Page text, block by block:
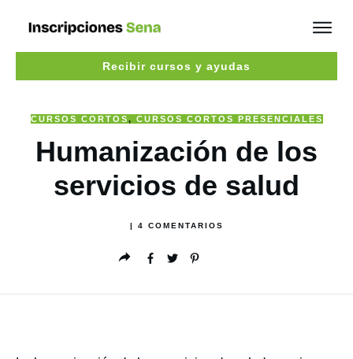
Recibir cursos y ayudas
CURSOS CORTOS, CURSOS CORTOS PRESENCIALES
Humanización de los
servicios de salud
4 COMENTARIOS